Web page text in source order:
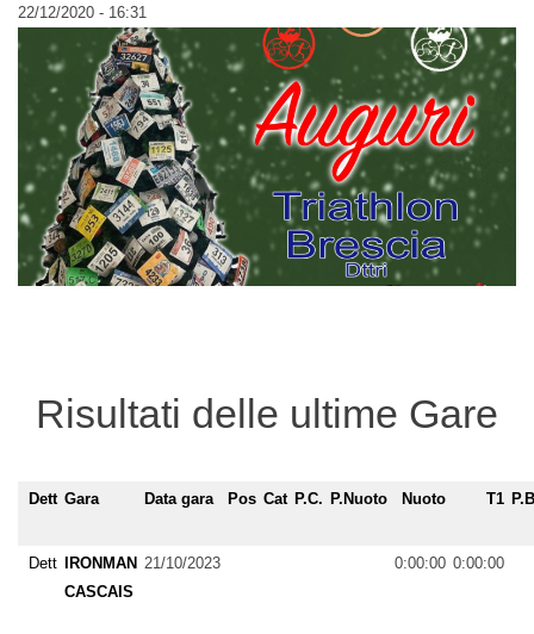
22/12/2020 - 16:31
Risultati delle ultime Gare
Dett Gara Data gara Pos Cat P.C. P.Nuoto Nuoto T1
Dett
IRONMAN
CASCAIS
21/10/2023 0:00:00 0:00:00